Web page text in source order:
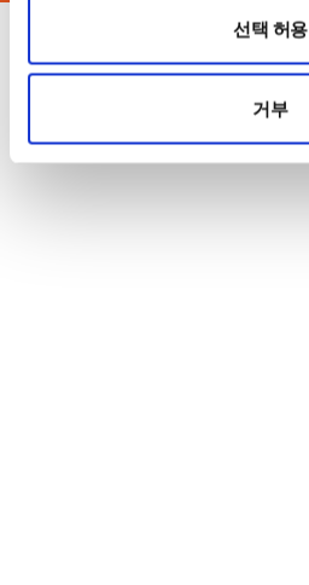
선택 허용
거부